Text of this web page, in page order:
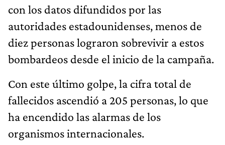
con los datos difundidos por las
autoridades estadounidenses, menos de
diez personas lograron sobrevivir a estos
bombardeos desde el inicio de la campaña.
Con este último golpe, la cifra total de
fallecidos ascendió a 205 personas, lo que
ha encendido las alarmas de los
organismos internacionales.